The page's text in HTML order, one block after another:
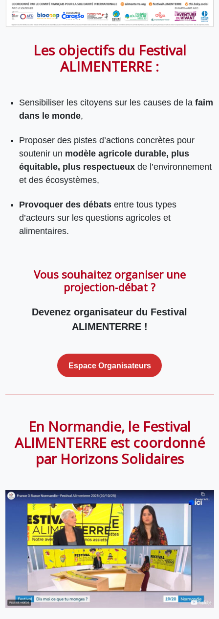
Les objectifs du Festival
ALIMENTERRE :
Sensibiliser les citoyens sur les causes de la faim
dans le monde,
Proposer des pistes d’actions concrètes pour
soutenir un modèle agricole durable, plus
équitable, plus respectueux de l’environnement
et des écosystèmes,
Provoquer des débatsentre tous types
d’acteurs sur les questions agricoles et
alimentaires.
Vous souhaitez organiser une
projection-débat ?
Devenez organisateur du Festival
ALIMENTERRE !
Espace Organisateurs
En Normandie, le Festival
ALIMENTERREest coordonné
par Horizons Solidaires